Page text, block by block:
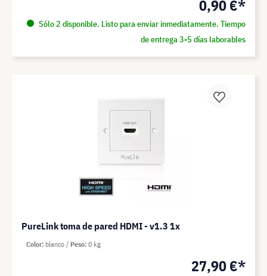
0,90 €*
Sólo 2 disponible. Listo para enviar inmediatamente. Tiempo
de entrega 3-5 días laborables
PureLink toma de pared HDMI - v1.3 1x
27,90 €*
Color blanco Peso 0 kg